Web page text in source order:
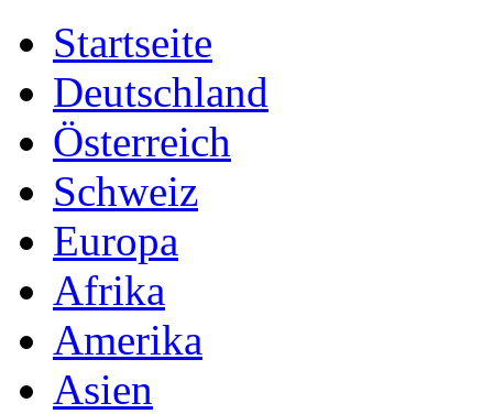
Startseite
Deutschland
Österreich
Schweiz
Europa
Afrika
Amerika
Asien